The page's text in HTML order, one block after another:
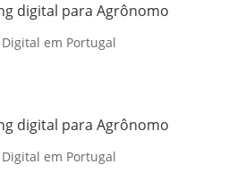
digital para Agrônomo
em Portugal
digital para Agrônomo
em Portugal